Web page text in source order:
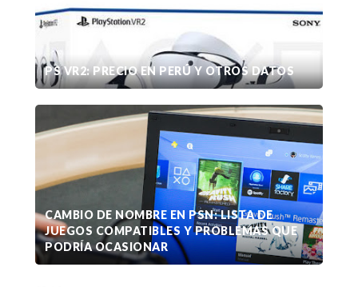
PS VR2: PRECIO EN PERÚ Y OTROS DATOS
CAMBIO DE NOMBRE EN PSN: LISTA DE
JUEGOS COMPATIBLES Y PROBLEMAS QUE
PODRÍA OCASIONAR